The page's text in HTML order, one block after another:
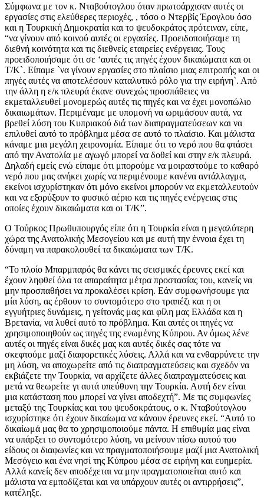
Σύμφωνα με τον κ. Νταβούτογλου όταν πρωτοάρχισαν αυτές οι
εργασίες στις ελεύθερες περιοχές, , τόσο ο Ντερβίς Έρογλου όσο
και η Τουρκική Δημοκρατία και το ψευδοκράτος πρότειναν, είπε,
“να γίνουν από κοινού αυτές οι εργασίες. Προειδοποιήσαμε τη
διεθνή κοινότητα και τις διεθνείς εταιρείες ενέργειας. Τους
προειδοποιήσαμε ότι σε ‘αυτές τις πηγές έχουν δικαιώματα και οι
Τ/Κ`. Είπαμε `να γίνουν εργασίες στο πλαίσιο μιας επιτροπής και οι
πηγές αυτές να αποτελέσουν καταλυτικό ρόλο για την ειρήνη`. Από
την άλλη η ε/κ πλευρά έκανε συνεχώς προσπάθειες να
εκμεταλλευθεί μονομερώς αυτές τις πηγές και να έχει μονοπώλιο
δικαιωμάτων. Περιμέναμε με υπομονή να ωριμάσουν αυτά, να
βρεθεί λύση του Κυπριακού διά των διαπραγματεύσεων και να
επιλυθεί αυτό το πρόβλημα μέσα σε αυτό το πλαίσιο. Και μάλιστα
κάναμε μια μεγάλη χειρονομία. Είπαμε ότι το νερό που θα φτάσει
από την Ανατολία με αγωγό μπορεί να δοθεί και στην ε/κ πλευρά.
Δηλαδή εμείς ενώ είπαμε ότι μπορούμε να μοιραστούμε το καθαρό
νερό που μας ανήκει χωρίς να περιμένουμε κανένα αντάλλαγμα,
εκείνοι ισχυρίστηκαν ότι μόνο εκείνοι μπορούν να εκμεταλλευτούν
και να εξορύξουν το φυσικό αέριο και τις πηγές ενέργειας στις
οποίες έχουν δικαιώματα και οι Τ/Κ”.
Ο Τούρκος Πρωθυπουργός είπε ότι η Τουρκία είναι η μεγαλύτερη
χώρα της Ανατολικής Μεσογείου και με αυτή την έννοια έχει τη
δύναμη να παρακολουθεί τα δικαιώματα των Τ/Κ.
“Το πλοίο Μπαρμπαρός θα κάνει τις σεισμικές έρευνες εκεί και
έχουν ληφθεί όλα τα απαραίτητα μέτρα προστασίας του, κανείς να
μην προσπαθήσει να προκαλέσει κρίση. Εάν συμφωνήσουμε για
μία λύση, ας έρθουν το συντομότερο στο τραπέζι και η οι
εγγυήτριες δυνάμεις, η γείτονάς μας και φίλη μας Ελλάδα και η
Βρετανία, να λυθεί αυτό το πρόβλημα. Και αυτές οι πηγές να
χρησιμοποιηθούν ως πηγές της ενωμένης Κύπρου. Αν όμως λένε
αυτές οι πηγές είναι δικές μας και αυτές δικές σας τότε να
σκεφτούμε μαζί διαφορετικές λύσεις. Αλλά και να ενθαρρύνετε την
μη λύση, να αποχωρείτε από τις διαπραγματεύσεις και σχεδόν να
εκβιάζετε την Τουρκία, να αρχίζετε άλλες διαπραγματεύσεις και
μετά να θεωρείτε γι αυτά υπεύθυνη την Τουρκία. Αυτή δεν είναι
μια κατάσταση που μπορεί να γίνει αποδεχτή”. Με τις συμφωνίες
μεταξύ της Τουρκίας και του ψευδοκράτους, ο κ. Νταβούτογλου
ισχυρίστηκε ότι έχουν δικαίωμα να κάνουν έρευνες εκεί. “Αυτό το
δικαίωμά μας θα το χρησιμοποιούμε πάντα. Η επιθυμία μας είναι
να υπάρξει το συντομότερο λύση, να μείνουν πίσω αυτού του
είδους οι διαφωνίες και να πραγματοποιήσουμε μαζί μια Ανατολική
Μεσόγειο και ένα νησί της Κύπρου μέσα σε ειρήνη και ευημερία.
Αλλά κανείς δεν αποδέχεται να μην πραγματοποιείται αυτό και
μάλιστα να εμποδίζεται και να υπάρχουν αυτές οι αντιρρήσεις”,
κατέληξε.